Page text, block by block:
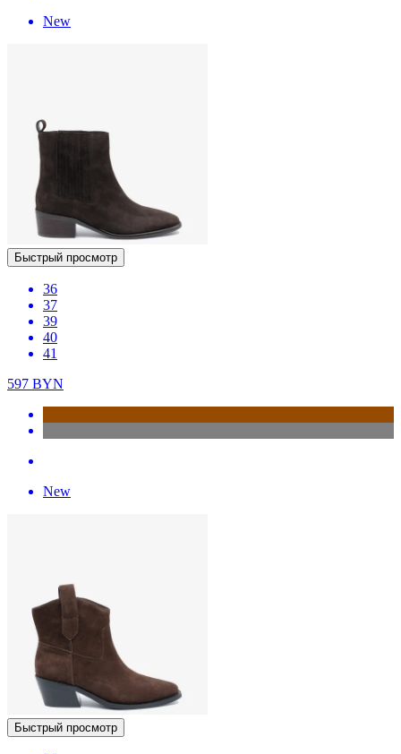
New
Быстрый просмотр
36
37
39
40
41
597 BYN
New
Быстрый просмотр